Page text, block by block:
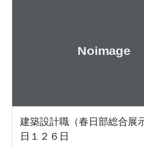
建築設計職（春日部総合展
日１２６日